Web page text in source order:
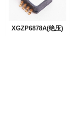
XGZP6878A(绝压)